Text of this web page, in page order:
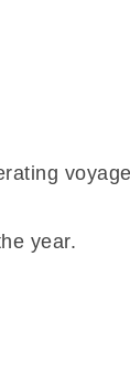
year.